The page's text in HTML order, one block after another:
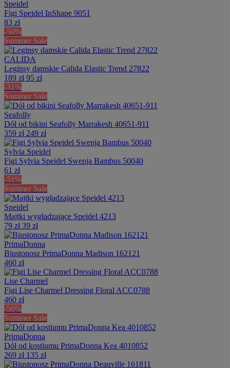
Speidel
Figi Speidel InShape 9051
83 zł
-50%
Summer Sale
CALIDA
Leginsy damskie Calida Elastic Trend 27822
189 zł 95 zł
-31%
Summer Sale
Seafolly
Dół od bikini Seafolly Marrakesh 40651-911
359 zł 249 zł
Sylvia Speidel
Figi Sylvia Speidel Swenja Bambus 50040
61 zł
-51%
Summer Sale
Speidel
Majtki wygładzające Speidel 4213
79 zł 39 zł
PrimaDonna
Biustonosz PrimaDonna Madison 162121
460 zł
Lise Charmel
Figi Lise Charmel Dressing Floral ACC0788
460 zł
-50%
Summer Sale
PrimaDonna
Dół od kostiumu PrimaDonna Kea 4010852
269 zł 135 zł